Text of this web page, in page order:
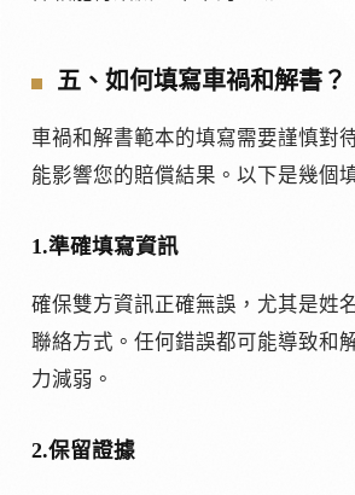
五、如何填寫車禍和解書？
車禍和解書範本的填寫需要謹慎對
能影響您的賠償結果。以下是幾個
1.準確填寫資訊
確保雙方資訊正確無誤，尤其是姓
聯絡方式。任何錯誤都可能導致和
力減弱。
2.保留證據